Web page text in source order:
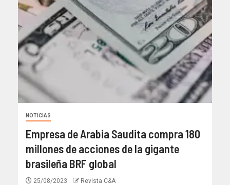
NOTICIAS
Empresa de Arabia Saudita compra 180
millones de acciones de la gigante
brasileña BRF global
25/08/2023 Revista C&A